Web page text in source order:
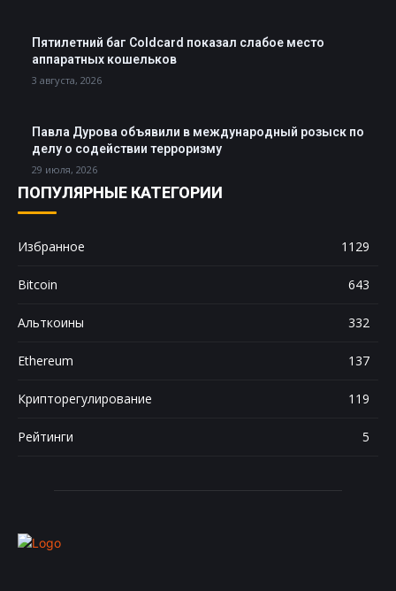
Пятилетний баг Coldcard показал слабое место
аппаратных кошельков
3 августа, 2026
Павла Дурова объявили в международный розыск по
делу о содействии терроризму
29 июля, 2026
ПОПУЛЯРНЫЕ КАТЕГОРИИ
Избранное 1129
Bitcoin 643
Альткоины 332
Ethereum 137
Крипторегулирование 119
Рейтинги 5